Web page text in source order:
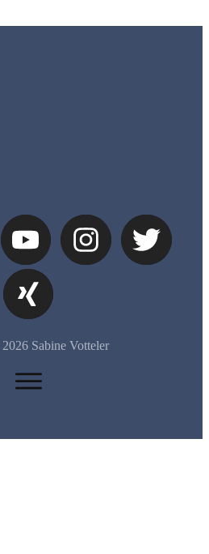
2026 Sabine Votteler